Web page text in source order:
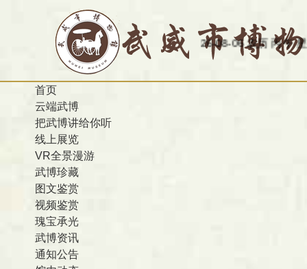
今天是：2026-08-06 农历 丙午 星期四欢迎访
首页
云端武博
把武博讲给你听
线上展览
VR全景漫游
武博珍藏
图文鉴赏
视频鉴赏
瑰宝承光
武博资讯
通知公告